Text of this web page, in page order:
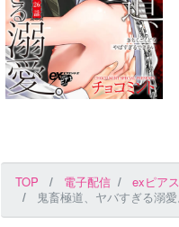
TOP 電子配信
exピア
鬼畜極道、ヤバすぎる溺